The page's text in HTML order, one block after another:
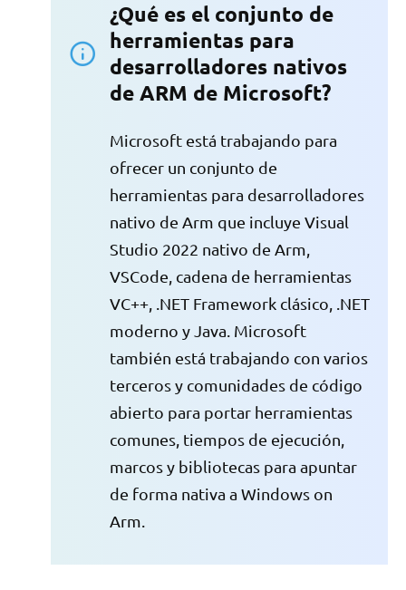
¿Qué es el conjunto de
herramientas para
desarrolladores nativos
de ARM de Microsoft?
Microsoft está trabajando para
ofrecer un conjunto de
herramientas para desarrolladores
nativo de Arm que incluye Visual
Studio 2022 nativo de Arm,
VSCode, cadena de herramientas
VC++, .NET Framework clásico, .NET
moderno y Java. Microsoft
también está trabajando con varios
terceros y comunidades de código
abierto para portar herramientas
comunes, tiempos de ejecución,
marcos y bibliotecas para apuntar
de forma nativa a Windows on
Arm.